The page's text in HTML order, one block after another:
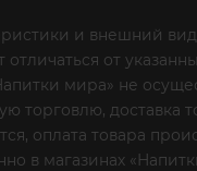
и внешний вид
отличаться от
мира» не
торговлю, доставка
оплата товара
в магазинах